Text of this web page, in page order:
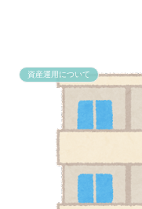
資産運用について